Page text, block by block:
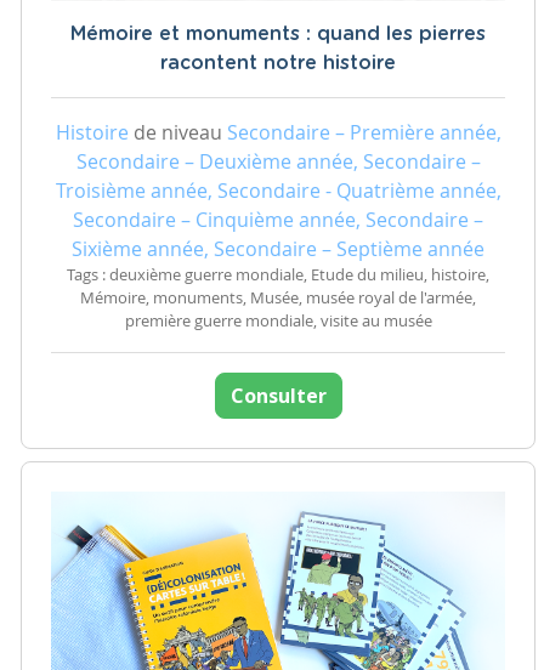
Mémoire et monuments : quand les pierres
racontent notre histoire
Histoire de niveau Secondaire – Première année,
Secondaire – Deuxième année, Secondaire –
Troisième année, Secondaire - Quatrième année,
Secondaire – Cinquième année, Secondaire –
Sixième année, Secondaire – Septième année
Tags : deuxième guerre mondiale, Etude du milieu, histoire,
Mémoire, monuments, Musée, musée royal de l'armée,
première guerre mondiale, visite au musée
Consulter